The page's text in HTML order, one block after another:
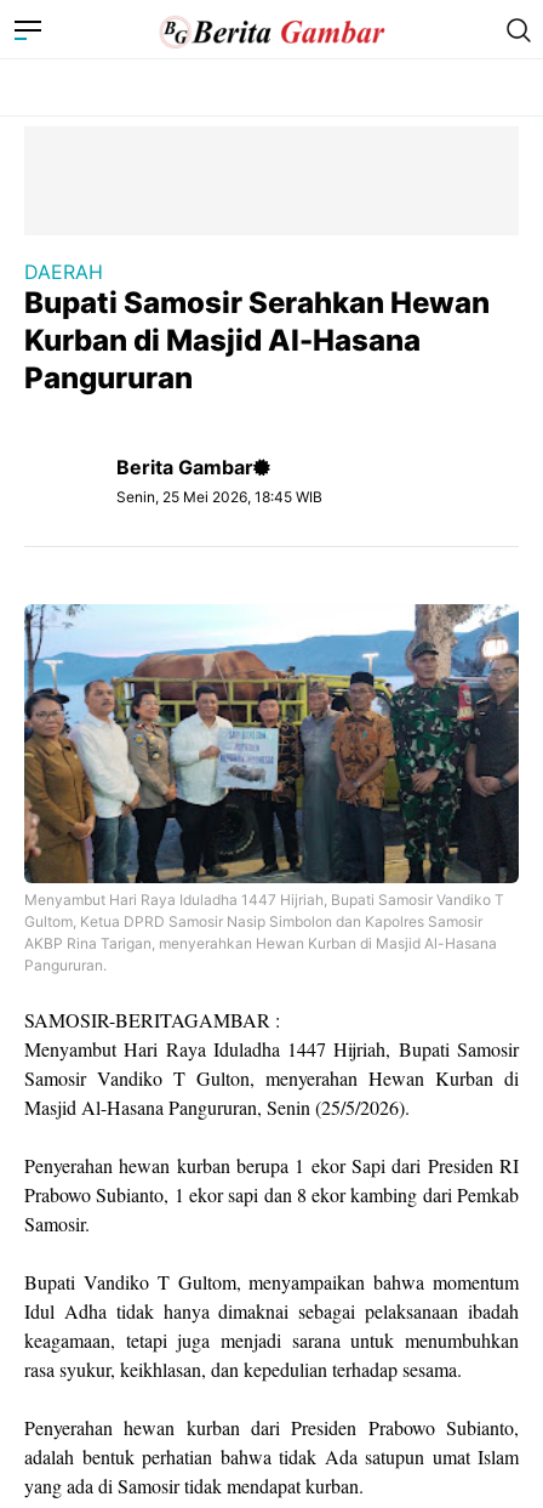
DAERAH
Bupati Samosir Serahkan Hewan
Kurban di Masjid Al-Hasana
Pangururan
Berita Gambar
Senin, 25 Mei 2026, 18:45 WIB
Menyambut Hari Raya Iduladha 1447 Hijriah, Bupati Samosir Vandiko T
Gultom, Ketua DPRD Samosir Nasip Simbolon dan Kapolres Samosir
AKBP Rina Tarigan, menyerahkan Hewan Kurban di Masjid Al-Hasana
Pangururan.
SAMOSIR-BERITAGAMBAR :
Menyambut Hari Raya Iduladha 1447 Hijriah, Bupati Samosir
Samosir Vandiko T Gulton, menyerahan Hewan Kurban di
Masjid Al-Hasana Pangururan, Senin (25/5/2026).
Penyerahan hewan kurban berupa 1 ekor Sapi dari Presiden RI
Prabowo Subianto, 1 ekor sapi dan 8 ekor kambing dari Pemkab
Samosir.
Bupati Vandiko T Gultom, menyampaikan bahwa momentum
Idul Adha tidak hanya dimaknai sebagai pelaksanaan ibadah
keagamaan, tetapi juga menjadi sarana untuk menumbuhkan
rasa syukur, keikhlasan, dan kepedulian terhadap sesama.
Penyerahan hewan kurban dari Presiden Prabowo Subianto,
adalah bentuk perhatian bahwa tidak Ada satupun umat Islam
yang ada di Samosir tidak mendapat kurban.